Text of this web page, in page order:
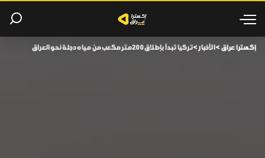
إكسترا عراق >الأخبار>تركيا تبدأ بإطلاق 200 متر مكعب من مياه دجلة نحو العراق